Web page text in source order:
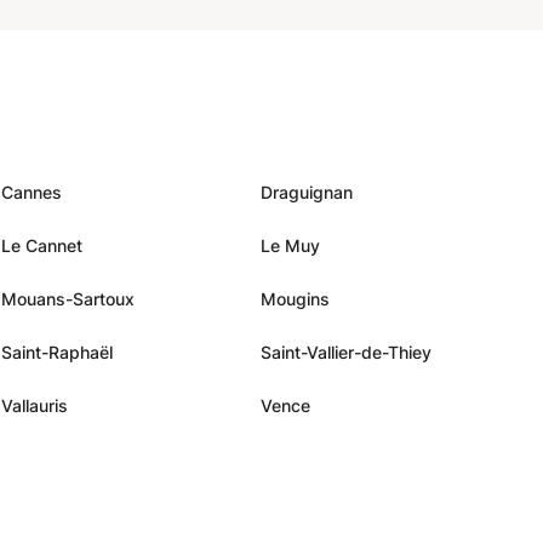
Cannes Draguignan
Le Cannet Le Muy
Mouans-Sartoux Mougins
Saint-Raphaël Saint-Vallier-de-Thiey
Vallauris Vence